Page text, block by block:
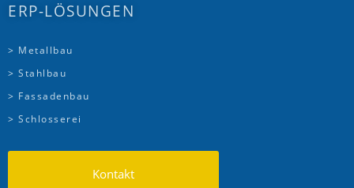
ERP-LÖSUNGEN
> Metallbau
> Stahlbau
> Fassadenbau
> Schlosserei
Kontakt